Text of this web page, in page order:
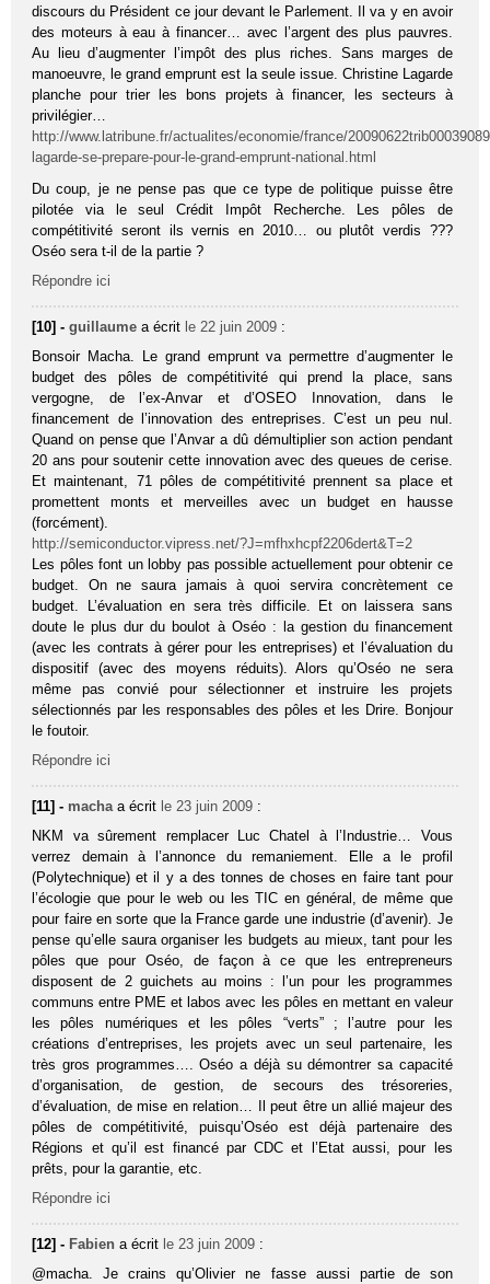
discours du Président ce jour devant le Parlement. Il va y en avoir
des moteurs à eau à financer… avec l’argent des plus pauvres.
Au lieu d’augmenter l’impôt des plus riches. Sans marges de
manoeuvre, le grand emprunt est la seule issue. Christine Lagarde
planche pour trier les bons projets à financer, les secteurs à
privilégier…
http://www.latribune.fr/actualites/economie/france/
lagarde-se-prepare-pour-le-grand-emprunt-national.html
Du coup, je ne pense pas que ce type de politique puisse être
pilotée via le seul Crédit Impôt Recherche. Les pôles de
compétitivité seront ils vernis en 2010… ou plutôt verdis ???
Oséo sera t-il de la partie ?
Répondre ici
[10] -guillaume a écrit le 22 juin 2009 :
Bonsoir Macha. Le grand emprunt va permettre d’augmenter le
budget des pôles de compétitivité qui prend la place, sans
vergogne, de l’ex-Anvar et d’OSEO Innovation, dans le
financement de l’innovation des entreprises. C’est un peu nul.
Quand on pense que l’Anvar a dû démultiplier son action pendant
20 ans pour soutenir cette innovation avec des queues de cerise.
Et maintenant, 71 pôles de compétitivité prennent sa place et
promettent monts et merveilles avec un budget en hausse
(forcément).
http://semiconductor.vipress.net/?J=mfhxhcpf2206dert&T=2
Les pôles font un lobby pas possible actuellement pour obtenir ce
budget. On ne saura jamais à quoi servira concrètement ce
budget. L’évaluation en sera très difficile. Et on laissera sans
doute le plus dur du boulot à Oséo : la gestion du financement
(avec les contrats à gérer pour les entreprises) et l’évaluation du
dispositif (avec des moyens réduits). Alors qu’Oséo ne sera
même pas convié pour sélectionner et instruire les projets
sélectionnés par les responsables des pôles et les Drire. Bonjour
le foutoir.
Répondre ici
[11] - macha a écrit le 23 juin 2009 :
NKM va sûrement remplacer Luc Chatel à l’Industrie… Vous
verrez demain à l’annonce du remaniement. Elle a le profil
(Polytechnique) et il y a des tonnes de choses en faire tant pour
l’écologie que pour le web ou les TIC en général, de même que
pour faire en sorte que la France garde une industrie (d’avenir). Je
pense qu’elle saura organiser les budgets au mieux, tant pour les
pôles que pour Oséo, de façon à ce que les entrepreneurs
disposent de 2 guichets au moins : l’un pour les programmes
communs entre PME et labos avec les pôles en mettant en valeur
les pôles numériques et les pôles “verts” ; l’autre pour les
créations d’entreprises, les projets avec un seul partenaire, les
très gros programmes…. Oséo a déjà su démontrer sa capacité
d’organisation, de gestion, de secours des trésoreries,
d’évaluation, de mise en relation… Il peut être un allié majeur des
pôles de compétitivité, puisqu’Oséo est déjà partenaire des
Régions et qu’il est financé par CDC et l’Etat aussi, pour les
prêts, pour la garantie, etc.
Répondre ici
[12] - Fabien a écrit le 23 juin 2009 :
@macha. Je crains qu’Olivier ne fasse aussi partie de son